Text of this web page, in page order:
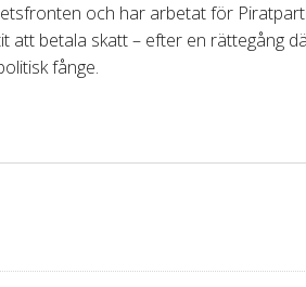
och har arbetat för
att betala skatt – efter en rättegång
fånge.